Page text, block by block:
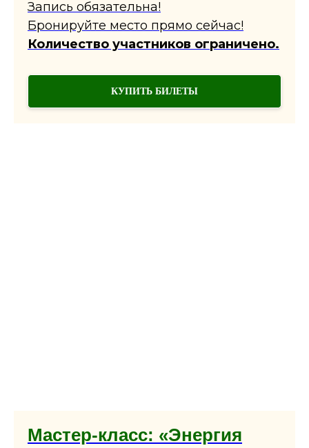
Запись обязательна!
Бронируйте место прямо сейчас!
Количество участников ограничено.
КУПИТЬ БИЛЕТЫ
Мастер-класс: «Энергия